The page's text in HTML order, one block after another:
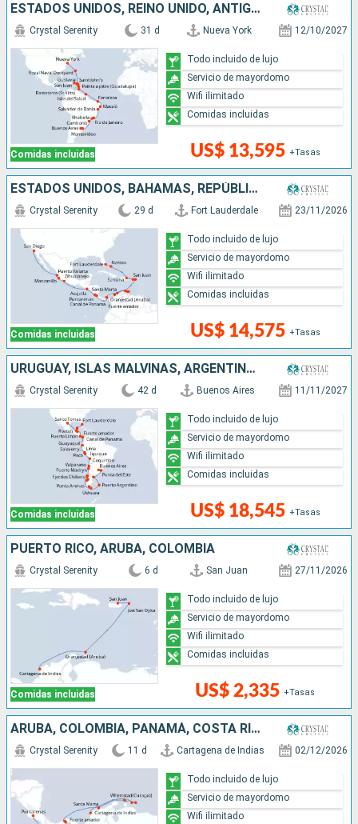
ESTADOS UNIDOS, REINO UNIDO, ANTIGUA Y BARBUDA, FRANCIA, PUERTO RICO, SANTA LUCIA, TRINIDAD Y TOBAGO, BRASIL, URUGUAY, ARGENTINA
Comidas incluidas
Crystal Serenity 31 d Nueva York 12/10/2027
US$ 13,595 +Tasas
Todo incluido de lujo
Servicio de mayordomo
Wifi ilimitado
Comidas incluidas
ESTADOS UNIDOS, BAHAMAS, REPÚBLICA DOMINICANA, PUERTO RICO, ARUBA, COLOMBIA, PANAMÁ, COSTA RICA, SALVADOR, MÉXICO
Comidas incluidas
Crystal Serenity 29 d Fort Lauderdale 23/11/2026
US$ 14,575 +Tasas
Todo incluido de lujo
Servicio de mayordomo
Wifi ilimitado
Comidas incluidas
URUGUAY, ISLAS MALVINAS, ARGENTINA, CHILE, PERÚ, ECUADOR, PANAMÁ, COSTA RICA, HONDURAS, BELICE, MÉXICO, ESTADOS UNIDOS
Comidas incluidas
Crystal Serenity 42 d Buenos Aires 11/11/2027
US$ 18,545 +Tasas
Todo incluido de lujo
Servicio de mayordomo
Wifi ilimitado
Comidas incluidas
PUERTO RICO, ARUBA, COLOMBIA
Comidas incluidas
Crystal Serenity 6 d San Juan 27/11/2026
US$ 2,335 +Tasas
Todo incluido de lujo
Servicio de mayordomo
Wifi ilimitado
Comidas incluidas
ARUBA, COLOMBIA, PANAMÁ, COSTA RICA
Crystal Serenity 11 d Cartagena de Indias 02/12/2026
Todo incluido de lujo
Servicio de mayordomo
Wifi ilimitado